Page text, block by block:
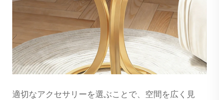
適切なアクセサリーを選ぶことで、空間を広く見